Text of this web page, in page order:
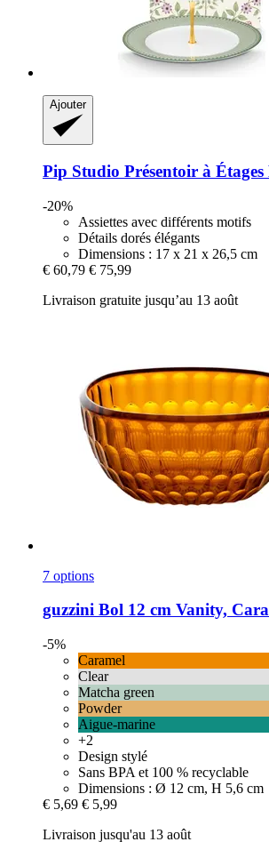
Ajouter
Pip Studio Présentoir à
-20%
Assiettes avec différents motifs
Détails dorés élégants
Dimensions : 17 x 21 x 26,5 cm
€ 60,79 € 75,99
Livraison gratuite jusqu’au 13 août
7 options
guzzini Bol 12 cm Vanity,
-5%
Caramel
Clear
Matcha green
Powder
Aigue-marine
+2
Design stylé
Sans BPA et 100 % recyclable
Dimensions : Ø 12 cm, H 5,6 cm
€ 5,69 € 5,99
Livraison jusqu'au 13 août